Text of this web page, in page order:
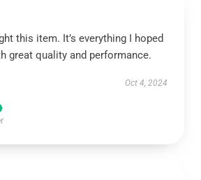
this item. It’s everything I hoped
great quality and performance.
Oct 4, 2024